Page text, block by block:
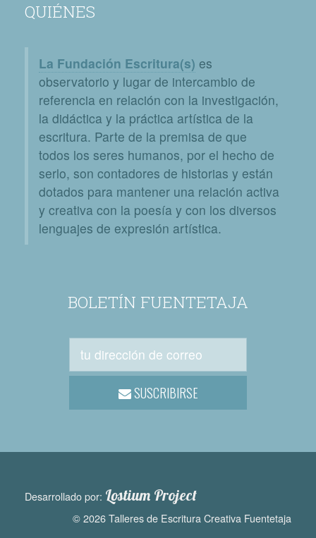
QUIÉNES
La Fundación Escritura(s) es
observatorio y lugar de intercambio de
referencia en relación con la investigación,
la didáctica y la práctica artística de la
escritura. Parte de la premisa de que
todos los seres humanos, por el hecho de
serlo, son contadores de historias y están
dotados para mantener una relación activa
y creativa con la poesía y con los diversos
lenguajes de expresión artística.
BOLETÍN FUENTETAJA
SUSCRIBIRSE
Desarrollado por: Lostium Project
© 2026 Talleres de Escritura Creativa Fuentetaja